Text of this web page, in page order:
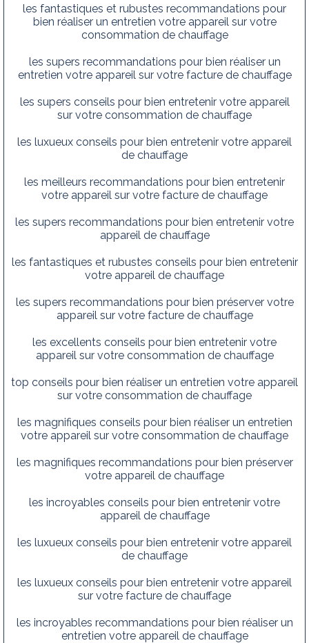
les fantastiques et rubustes recommandations pour
bien réaliser un entretien votre appareil sur votre
consommation de chauffage
les supers recommandations pour bien réaliser un
entretien votre appareil sur votre facture de chauffage
les supers conseils pour bien entretenir votre appareil
sur votre consommation de chauffage
les luxueux conseils pour bien entretenir votre appareil
de chauffage
les meilleurs recommandations pour bien entretenir
votre appareil sur votre facture de chauffage
les supers recommandations pour bien entretenir votre
appareil de chauffage
les fantastiques et rubustes conseils pour bien entretenir
votre appareil de chauffage
les supers recommandations pour bien préserver votre
appareil sur votre facture de chauffage
les excellents conseils pour bien entretenir votre
appareil sur votre consommation de chauffage
top conseils pour bien réaliser un entretien votre appareil
sur votre consommation de chauffage
les magnifiques conseils pour bien réaliser un entretien
votre appareil sur votre consommation de chauffage
les magnifiques recommandations pour bien préserver
votre appareil de chauffage
les incroyables conseils pour bien entretenir votre
appareil de chauffage
les luxueux conseils pour bien entretenir votre appareil
de chauffage
les luxueux conseils pour bien entretenir votre appareil
sur votre facture de chauffage
les incroyables recommandations pour bien réaliser un
entretien votre appareil de chauffage